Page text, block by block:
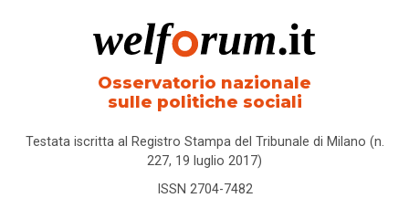
Osservatorio nazionale
sulle politiche sociali
Testata iscritta al Registro Stampa del Tribunale di Milano (n.
227, 19 luglio 2017)
ISSN 2704-7482